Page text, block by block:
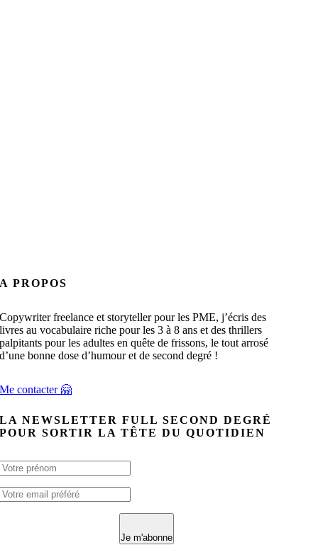
A PROPOS
Copywriter freelance et storyteller pour les PME, j’écris des
livres au vocabulaire riche pour les 3 à 8 ans et des thrillers
palpitants pour les adultes en quête de frissons, le tout arrosé
d’une bonne dose d’humour et de second degré !
Me contacter 🤗
LA NEWSLETTER FULL SECOND DEGRÉ
POUR SORTIR LA TÊTE DU QUOTIDIEN